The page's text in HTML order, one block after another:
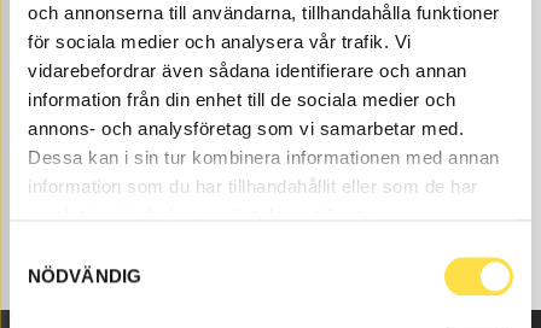
och annonserna till användarna, tillhandahålla funktioner
för sociala medier och analysera vår trafik. Vi
vidarebefordrar även sådana identifierare och annan
information från din enhet till de sociala medier och
annons- och analysföretag som vi samarbetar med.
Dessa kan i sin tur kombinera informationen med annan
information som du har tillhandahållit eller som de har
NÖDVÄNDIG
SHIMS
SHIMS SKOPA
TAPPAR & BUSSNINGAR